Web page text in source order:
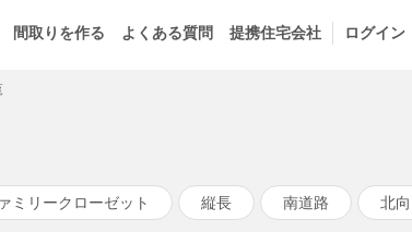
間取りを作る よくある質問 提携住宅会社 ログイン
ミリークローゼット 縦長 南道路 北